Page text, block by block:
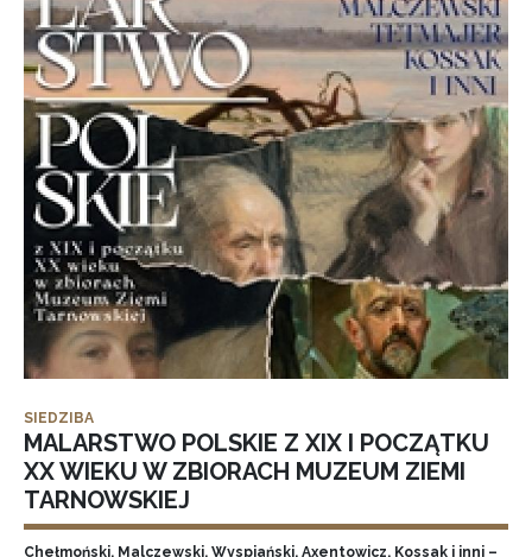
SIEDZIBA
MALARSTWO POLSKIE Z XIX I POCZĄTKU
XX WIEKU W ZBIORACH MUZEUM ZIEMI
TARNOWSKIEJ
Chełmoński, Malczewski, Wyspiański, Axentowicz, Kossak i inni –